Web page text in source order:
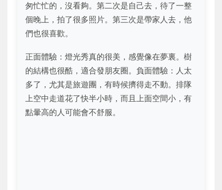
匆忙忙的，沒看夠。第二次是自己去，待了一整
個晚上，拍了很多照片。第三次是帶家人去，他
們也很喜歡。
正面體驗：燈光秀真的很美，感覺像在夢裏。樹
的結構也很酷，適合發朋友圈。負面體驗：人太
多了，尤其是旅遊團，有時候擠得走不動。排隊
上空中走道花了快半小時，而且上面空間小，有
點暈高的人可能會不舒服。